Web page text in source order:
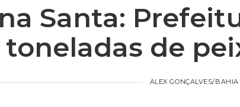
Santa:
toneladas de
ALEX GONÇALVES/